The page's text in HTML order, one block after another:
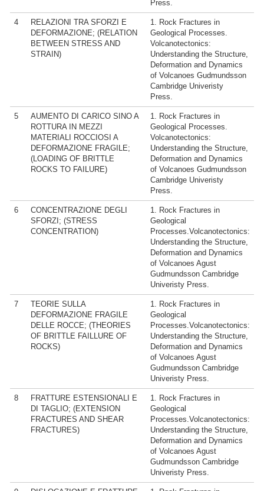
Press.
4
RELAZIONI TRA SFORZI E
DEFORMAZIONE; (RELATION
BETWEEN STRESS AND
STRAIN)
1. Rock Fractures in
Geological Processes.
Volcanotectonics:
Understanding the Structure,
Deformation and Dynamics
of Volcanoes Gudmundsson
Cambridge Univeristy
Press.
5
AUMENTO DI CARICO SINO A
ROTTURA IN MEZZI
MATERIALI ROCCIOSI A
DEFORMAZIONE FRAGILE;
(LOADING OF BRITTLE
ROCKS TO FAILURE)
1. Rock Fractures in
Geological Processes.
Volcanotectonics:
Understanding the Structure,
Deformation and Dynamics
of Volcanoes Gudmundsson
Cambridge Univeristy
Press.
6
CONCENTRAZIONE DEGLI
SFORZI; (STRESS
CONCENTRATION)
1. Rock Fractures in
Geological
Processes.Volcanotectonics:
Understanding the Structure,
Deformation and Dynamics
of Volcanoes Agust
Gudmundsson Cambridge
Univeristy Press.
7
TEORIE SULLA
DEFORMAZIONE FRAGILE
DELLE ROCCE; (THEORIES
OF BRITTLE FAILLURE OF
ROCKS)
1. Rock Fractures in
Geological
Processes.Volcanotectonics:
Understanding the Structure,
Deformation and Dynamics
of Volcanoes Agust
Gudmundsson Cambridge
Univeristy Press.
8
FRATTURE ESTENSIONALI E
DI TAGLIO; (EXTENSION
FRACTURES AND SHEAR
FRACTURES)
1. Rock Fractures in
Geological
Processes.Volcanotectonics:
Understanding the Structure,
Deformation and Dynamics
of Volcanoes Agust
Gudmundsson Cambridge
Univeristy Press.